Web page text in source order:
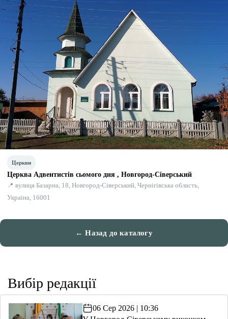
Церкви
Церква Адвентистів сьомого дня , Новгород-Сіверський
📍 вулиця Базарна, 18, Новгород-Сіверський, Чернігівська область,
Україна, 16001
← Назад до каталогу
Вибір редакції
06 Сер 2026 | 10:36